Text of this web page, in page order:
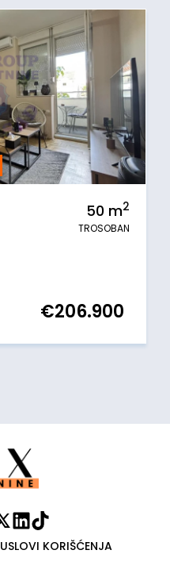
50 m2
TROSOBAN
€206.900
USLOVI KORIŠĆENJA